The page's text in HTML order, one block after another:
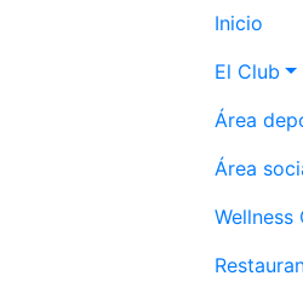
Inicio
El Club
Área
Área
Wellness